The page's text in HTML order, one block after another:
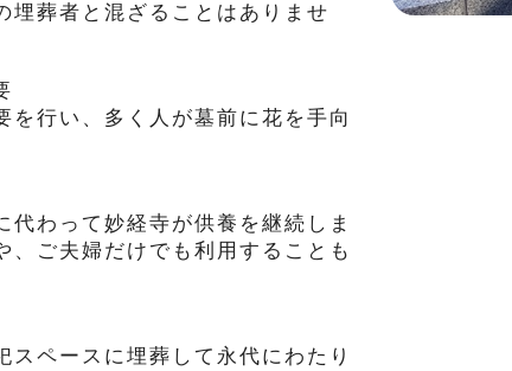
埋葬者と混ざることはありませ
を行い、多く人が墓前に花を手向
代わって妙経寺が供養を継続しま
、ご夫婦だけでも利用することも
スペースに埋葬して永代にわたり